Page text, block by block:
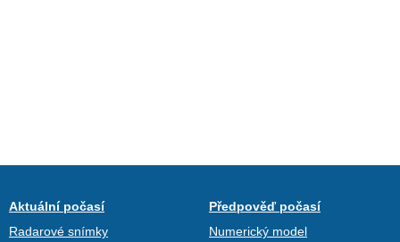
Aktuální počasí
Radarové snímky
Předpověď počasí
Numerický model